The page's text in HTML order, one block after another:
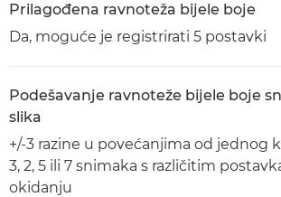
Prilagođena ravnoteža bijele boje
Da, moguće je registrirati 5 postavki
Podešavanje ravnoteže bijele boje
slika
+/-3 razine u povećanjima od jednog
3, 2, 5 ili 7 snimaka s različitim
okidanju